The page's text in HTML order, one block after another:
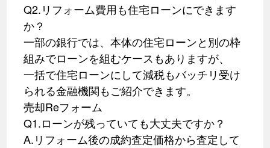
Q2.リフォーム費用も住宅ローンにできます
か？
一部の銀行では、本体の住宅ローンと別の枠
組みでローンを組むケースもありますが、
一括で住宅ローンにして減税もバッチリ受け
られる金融機関もご紹介できます。
売却Reフォーム
Q1.ローンが残っていても大丈夫ですか？
A.リフォーム後の成約査定価格から査定して